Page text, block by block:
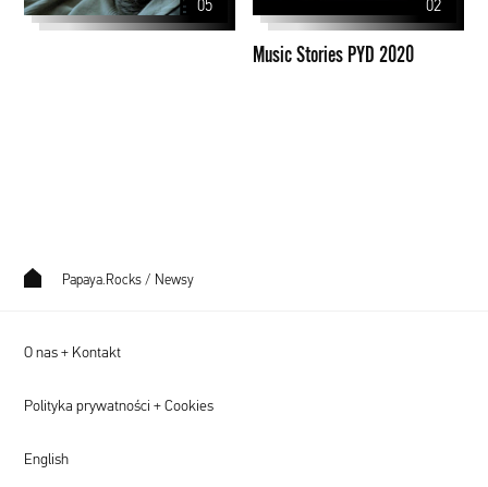
05 02
Music Stories PYD 2020
Papaya.Rocks / Newsy
O nas + Kontakt
Polityka prywatności + Cookies
English